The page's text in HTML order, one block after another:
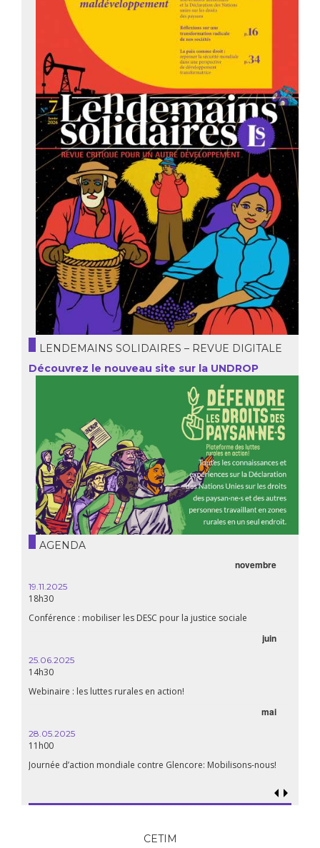
LENDEMAINS SOLIDAIRES – REVUE DIGITALE
Découvrez le nouveau site sur la UNDROP
AGENDA
novembre
19.11.2025
18h30
Conférence : mobiliser les DESC pour la justice sociale
juin
25.06.2025
14h30
Webinaire : les luttes rurales en action!
mai
28.05.2025
11h00
Journée d’action mondiale contre Glencore: Mobilisons-nous!
CETIM